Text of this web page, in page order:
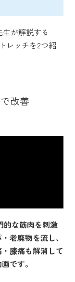
が解説する
レッチを2つ紹
改善
的な筋肉を刺激
老廃物を流し、
膝痛も解消して
です。